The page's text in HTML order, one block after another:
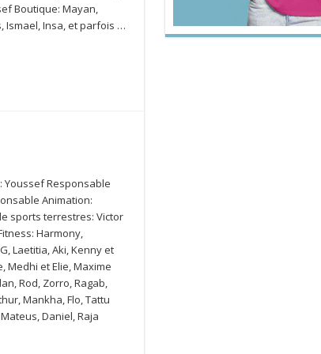
Boutique: Mayan,
Ismael, Insa, et parfois …
Youssef Responsable
Animation:
sports terrestres: Victor
Harmony,
Laetitia, Aki, Kenny et
Medhi et Elie, Maxime
Rod, Zorro, Ragab,
Mankha, Flo, Tattu
Daniel, Raja